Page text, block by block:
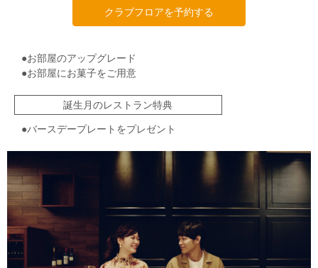
クラブフロアを予約する
●お部屋のアップグレード
●お部屋にお菓子をご用意
誕生月のレストラン特典
●バースデープレートをプレゼント